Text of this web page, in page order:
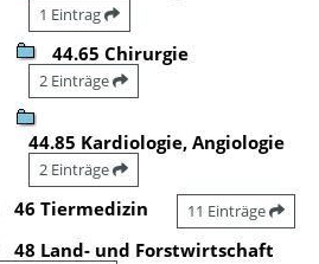
1 Eintrag
44.65 Chirurgie
2 Einträge
44.85 Kardiologie, Angiologie
2 Einträge
46 Tiermedizin 11 Einträge
48 Land- und Forstwirtschaft